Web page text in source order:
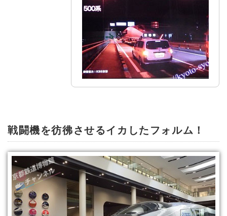
戦闘機を彷彿させるイカしたフォルム！